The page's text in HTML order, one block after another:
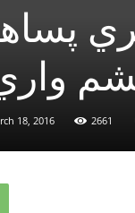
18, 2016 2661